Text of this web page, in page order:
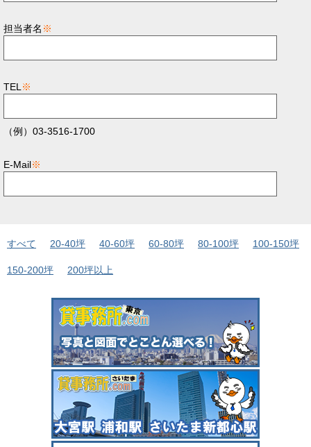
担当者名 ※
TEL※
（例）03-3516-1700
E-Mail※
すべて 20-40坪 40-60坪 60-80坪 80-100坪 100-150坪
150-200坪 200坪以上